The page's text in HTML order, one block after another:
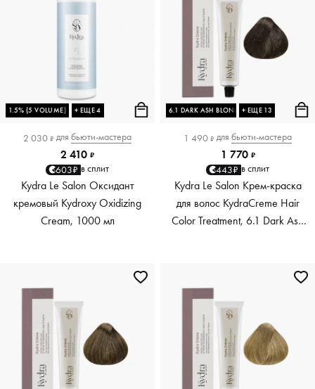
1.5% (5 VOLUME) + ЕЩЕ 4
2 030 ₽ для бьюти-мастера
2 410 ₽
603₽ в сплит
Kydra Le Salon Оксидант
кремовый Kydroxy Oxidizing
Cream, 1000 мл
6.1 DARK ASH BLONDE+ ЕЩЕ 13
1 490 ₽ для бьюти-мастера
1 770 ₽
443₽ в сплит
Kydra Le Salon Крем-краска
для волос KydraCreme Hair
Color Treatment, 6.1 Dark Ash